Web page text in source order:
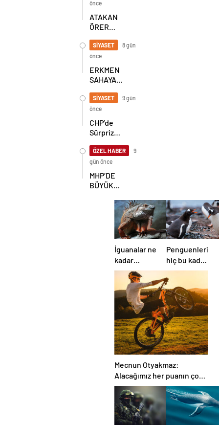
SEKİZ İL
BAŞKANI
BİR ARADA
önce
ATAKAN
ÖRER
BAŞKAN
SEÇİLDİ
SİYASET
8 gün
önce
ERKMEN
SAHAYA
GÖKÇEBEY
VE
ÇAYCUMA’DA
SİYASET
9 gün
önce
CHP’de
Sürpriz
Başkanlığı
İçin
Beklenen
Hamle Geldi
ÖZEL HABER
9
gün önce
MHP’DE
BÜYÜK
İguanalar ne
kadar
sürede renk
değiştirebilir
? Detaylar
burada…
Penguenleri
hiç bu kadar
komik ve
yakından
görmemiştiniz
Mecnun Otyakmaz:
Alacağımız her puanın çok
önemi var